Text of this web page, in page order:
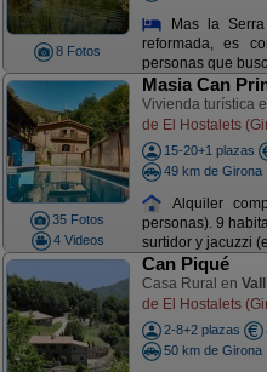
8 Fotos
Mas la
reformada, es
personas que
35 Fotos
4 Videos
Masia Can
Vivienda turística
de El Hostalets
15-20+1 plazas
49 km de Girona
Alquiler
personas). 9
surtidor y jacuzzi
Can Piqué
Casa Rural en
de El Hostalets
2-8+2 plazas
50 km de Girona